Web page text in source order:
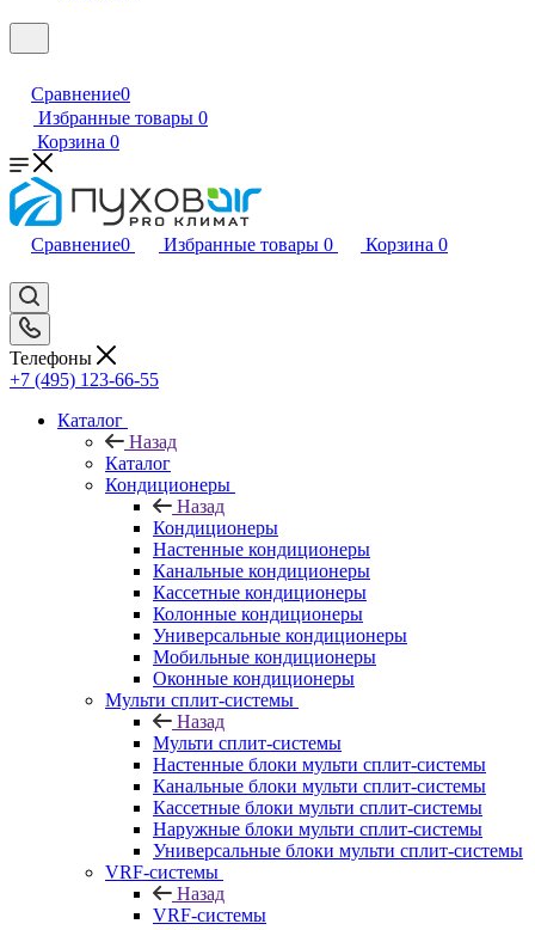
Сравнение0
Избранные товары 0
Корзина 0
Сравнение0 Избранные товары 0 Корзина 0
Телефоны
+7 (495) 123-66-55
Каталог
Назад
Каталог
Кондиционеры
Назад
Кондиционеры
Настенные кондиционеры
Канальные кондиционеры
Кассетные кондиционеры
Колонные кондиционеры
Универсальные кондиционеры
Мобильные кондиционеры
Оконные кондиционеры
Мульти сплит-системы
Назад
Мульти сплит-системы
Настенные блоки мульти сплит-системы
Канальные блоки мульти сплит-системы
Кассетные блоки мульти сплит-системы
Наружные блоки мульти сплит-системы
Универсальные блоки мульти сплит-системы
VRF-системы
Назад
VRF-системы